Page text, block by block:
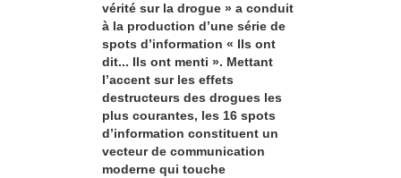
vérité sur la drogue » a conduit
à la production d’une série de
spots d’information « Ils ont
dit... Ils ont menti ». Mettant
l’accent sur les effets
destructeurs des drogues les
plus courantes, les 16 spots
d’information constituent un
vecteur de communication
moderne qui touche